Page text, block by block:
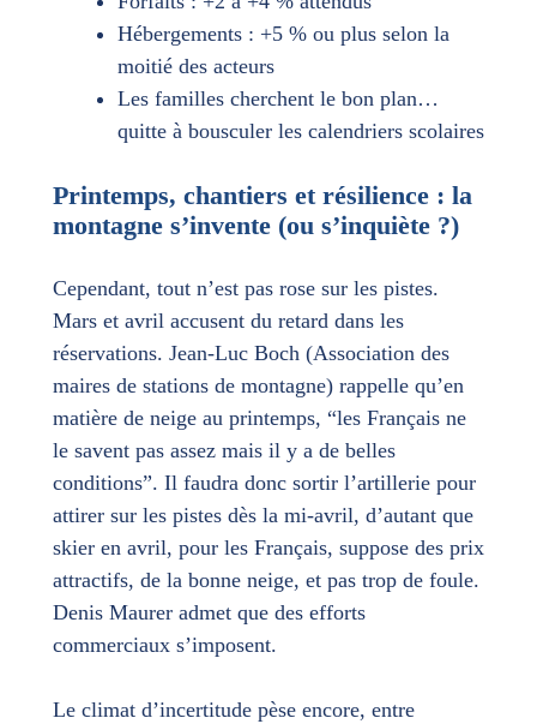
Hébergements : +5 % ou plus selon la
moitié des acteurs
Les familles cherchent le bon plan…
quitte à bousculer les calendriers scolaires
Printemps, chantiers et résilience : la
montagne s’invente (ou s’inquiète ?)
Cependant, tout n’est pas rose sur les pistes.
Mars et avril accusent du retard dans les
réservations. Jean-Luc Boch (Association des
maires de stations de montagne) rappelle qu’en
matière de neige au printemps, “les Français ne
le savent pas assez mais il y a de belles
conditions”. Il faudra donc sortir l’artillerie pour
attirer sur les pistes dès la mi-avril, d’autant que
skier en avril, pour les Français, suppose des prix
attractifs, de la bonne neige, et pas trop de foule.
Denis Maurer admet que des efforts
commerciaux s’imposent.
Le climat d’incertitude pèse encore, entre